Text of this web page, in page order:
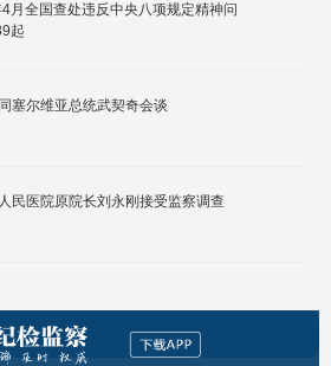
月全国查处违反中央八项规定精神问
起
塞尔维亚总统武契奇会谈
民医院原院长刘永刚接受监察调查